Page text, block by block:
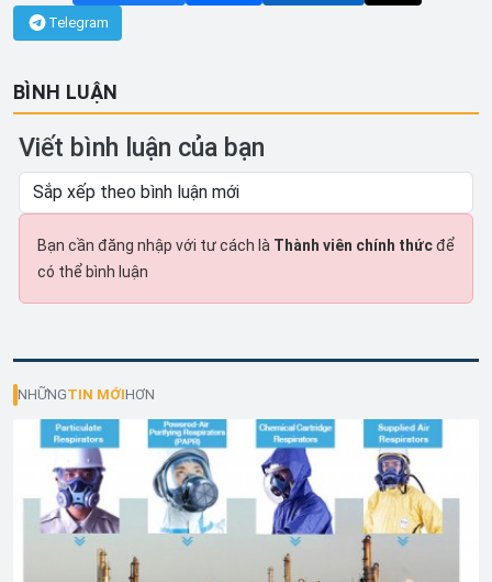
Telegram
BÌNH LUẬN
Viết bình luận của bạn
Bạn cần đăng nhập với tư cách là Thành viên chính thứcđể
có thể bình luận
NHỮNGTIN MỚIHƠN